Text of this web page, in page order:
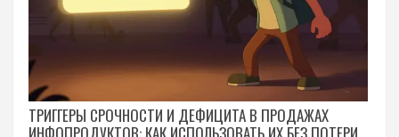
ТРИГГЕРЫ СРОЧНОСТИ И ДЕФИЦИТА В ПРОДАЖАХ